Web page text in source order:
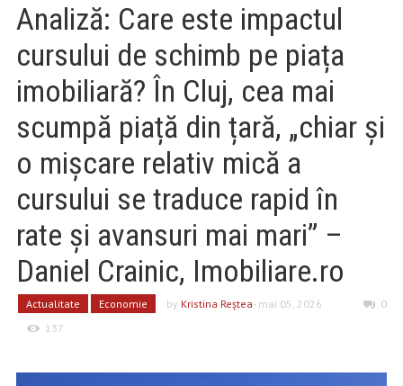
Analiză: Care este impactul
cursului de schimb pe piața
imobiliară? În Cluj, cea mai
scumpă piață din țară, „chiar și
o mișcare relativ mică a
cursului se traduce rapid în
rate și avansuri mai mari” –
Daniel Crainic, Imobiliare.ro
Actualitate Economie by Kristina Reştea- mai 05, 2026
0
137